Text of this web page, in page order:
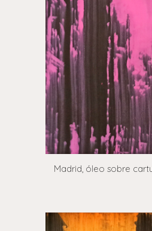
Madrid, óleo sobre